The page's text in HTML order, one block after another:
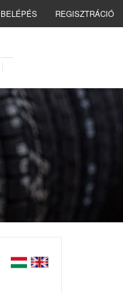
BELÉPÉS REGISZTRÁCIÓ